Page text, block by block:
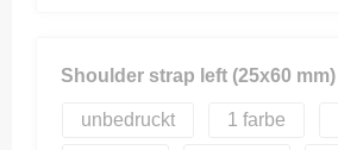
Shoulder strap left (25x60 mm)
unbedruckt 1